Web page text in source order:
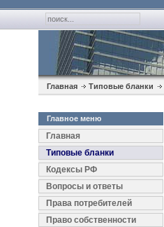
Главная Типовые бланки
Главное меню
Главная
Типовые бланки
Кодексы РФ
Вопросы и ответы
Права потребителей
Право собственности